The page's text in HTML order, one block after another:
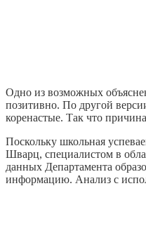
Одно из возможных
позитивно. По другой
коренастые. Так что
Поскольку школьная
Шварц, специалистом в
данных Департамента
информацию. Анализ с